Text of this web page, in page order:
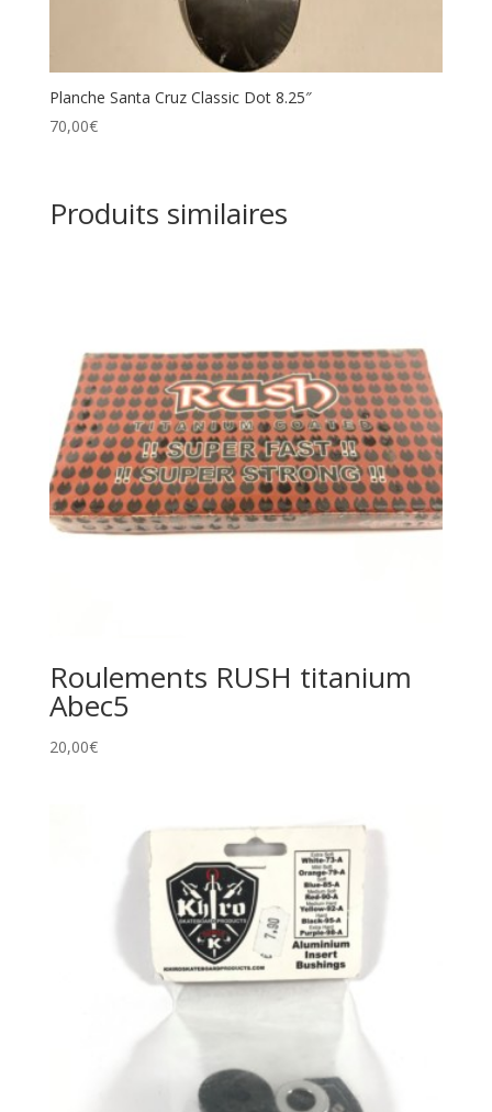
Planche Santa Cruz Classic Dot 8.25″
70,00€
Produits similaires
Roulements RUSH titanium
Abec5
20,00€